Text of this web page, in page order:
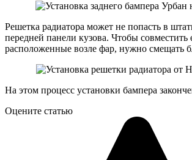
Решетка радиатора может не попасть в
передней панели кузова. Чтобы совместить
расположенные возле фар, нужно смещать
На этом процесс установки бампера
Оцените статью